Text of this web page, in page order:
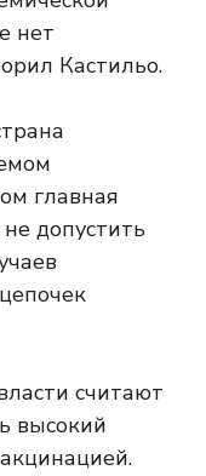
нет
Кастильо.
главная
допустить
считают
высокий